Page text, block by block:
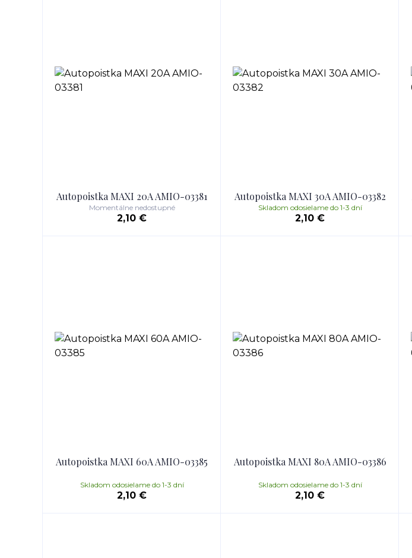
Autopoistka MAXI 20A AMIO-03381
2,10 €
Momentálne nedostupné
Autopoistka MAXI 30A AMIO-03382
2,10 €
Skladom odosielame do 1-3 dní
Autopoistka MAXI 60A AMIO-03385
2,10 €
Skladom odosielame do 1-3 dní
Autopoistka MAXI 80A AMIO-03386
2,10 €
Skladom odosielame do 1-3 dní